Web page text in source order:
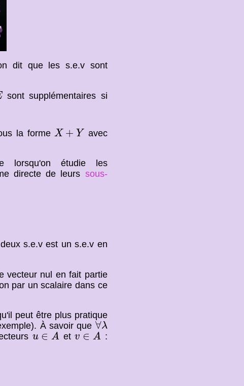
dit que les s.e.v sont
sont supplémentaires si
la forme X + Y
X+ Y
avec
lorsqu'on étudie les
directe de leurs sous-
s.e.v est un s.e.v en
vecteur nul en fait partie
par un scalaire dans ce
peut être plus pratique
À savoir que ∀λ
∀λ
u ∈ A
u∈A etv ∈ A
v∈A
: